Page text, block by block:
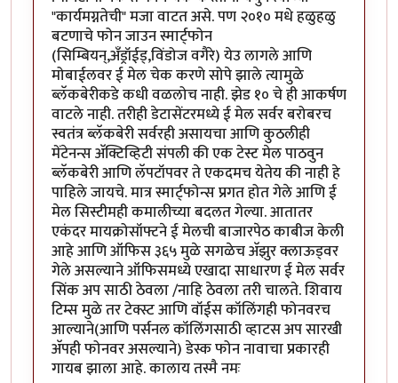
"कार्यमग्नतेची" मजा वाटत असे. पण २०१० मधे हळुहळु
बटणाचे फोन जाउन स्मार्ट्फोन
(सिम्बियन्,अँड्रॉईड्,विंडोज वगैरे) येउ लागले आणि
मोबाईलवर ई मेल चेक करणे सोपे झाले त्यामुळे
ब्लॅकबेरीकडे कधी वळलोच नाही. झेड १० चे ही आकर्षण
वाटले नाही. तरीही डेटासेंटरमध्ये ई मेल सर्वर बरोबरच
स्वतंत्र ब्लॅकबेरी सर्वरही असायचा आणि कुठलीही
मेंटेनन्स अ‍ॅक्टिव्हिटी संपली की एक टेस्ट मेल पाठवुन
ब्लॅकबेरी आणि लॅपटॉपवर ते एकदमच येतेय की नाही हे
पाहिले जायचे. मात्र स्मार्ट्फोन्स प्रगत होत गेले आणि ई
मेल सिस्टीमही कमालीच्या बदलत गेल्या. आतातर
एकंदर मायक्रोसॉफ्टने ई मेलची बाजारपेठ काबीज केली
आहे आणि ऑफिस ३६५ मुळे सगळेच अ‍ॅझुर क्लाऊड्वर
गेले असल्याने ऑफिसमध्ये एखादा साधारण ई मेल सर्वर
सिंक अप साठी ठेवला /नाहि ठेवला तरी चालते. शिवाय
टिम्स मुळे तर टेक्स्ट आणि वॉईस कॉलिंगही फोनवरच
आल्याने(आणि पर्सनल कॉलिंगसाठी व्हाटस अप सारखी
अ‍ॅपही फोनवर असल्याने) डेस्क फोन नावाचा प्रकारही
गायब झाला आहे. कालाय तस्मै नमः